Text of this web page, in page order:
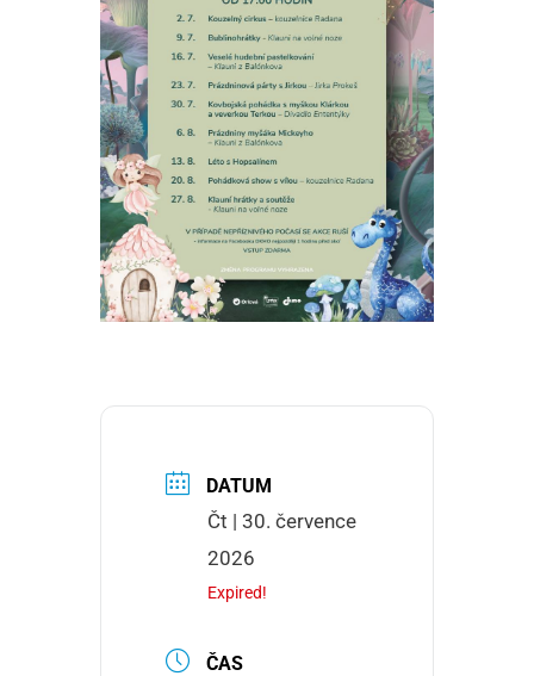
DATUM
Čt | 30. července
2026
Expired!
ČAS